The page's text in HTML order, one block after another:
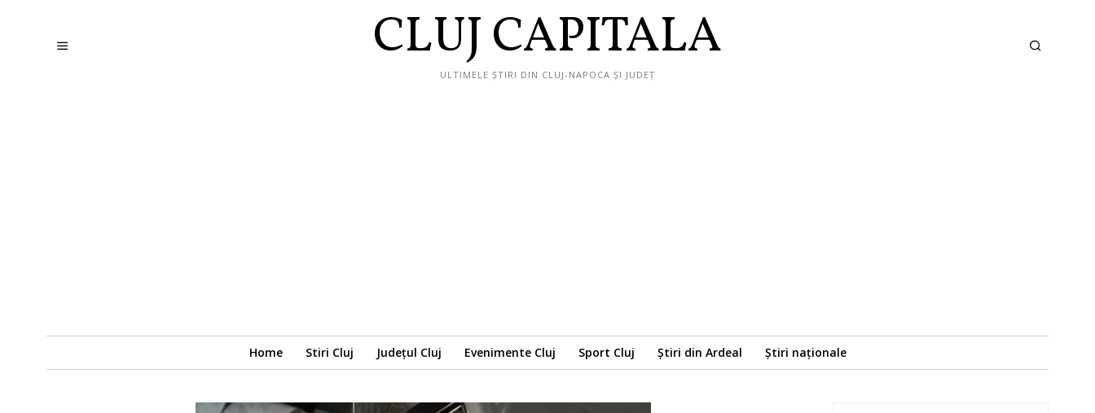
CLUJ CAPITALA
ULTIMELE ȘTIRI DIN CLUJ-NAPOCA ȘI JUDEȚ
Home Stiri Cluj Județul Cluj Evenimente Cluj Sport Cluj Știri din Ardeal Știri naționale